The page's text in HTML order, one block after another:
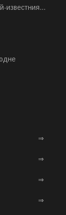
известния...
⇒
⇒
⇒
⇒